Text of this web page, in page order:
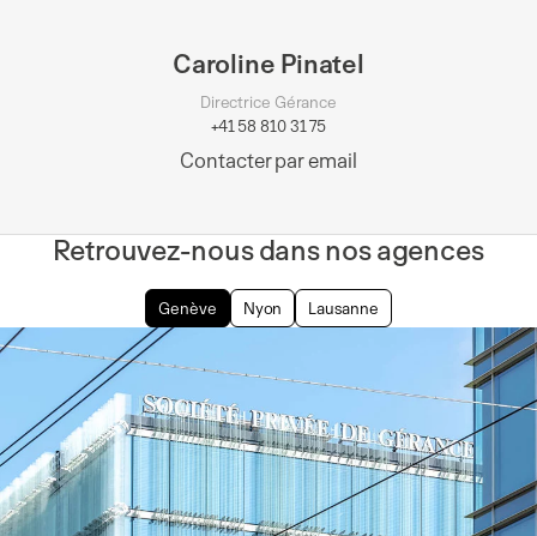
Caroline Pinatel
Directrice Gérance
+41 58 810 31 75
Contacter par email
Retrouvez-nous dans nos agences
Genève Nyon Lausanne